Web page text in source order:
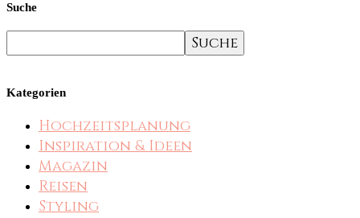
Suche
Kategorien
Hochzeitsplanung
Inspiration & Ideen
Magazin
Reisen
Styling